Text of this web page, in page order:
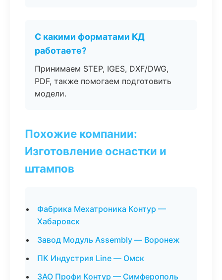
С какими форматами КД
работаете?
Принимаем STEP, IGES, DXF/DWG,
PDF, также помогаем подготовить
модели.
Похожие компании:
Изготовление оснастки и
штампов
Фабрика Мехатроника Контур —
Хабаровск
Завод Модуль Assembly — Воронеж
ПК Индустрия Line — Омск
ЗАО Профи Контур — Симферополь